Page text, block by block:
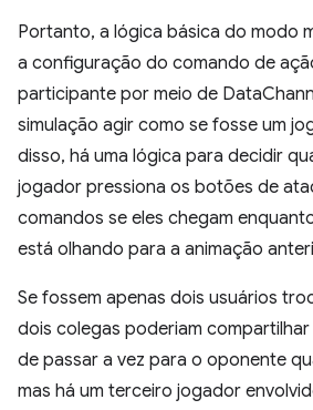
Portanto, a lógica básica do modo
a configuração do comando de
participante por meio de
simulação agir como se fosse um
disso, há uma lógica para decidir
jogador pressiona os botões de
comandos se eles chegam
está olhando para a animação
Se fossem apenas dois usuários
dois colegas poderiam
de passar a vez para o oponente
mas há um terceiro jogador